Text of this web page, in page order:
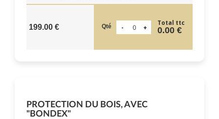
199.00 € Qté Total ttc
0.00 €
PROTECTION DU BOIS, AVEC
"BONDEX"